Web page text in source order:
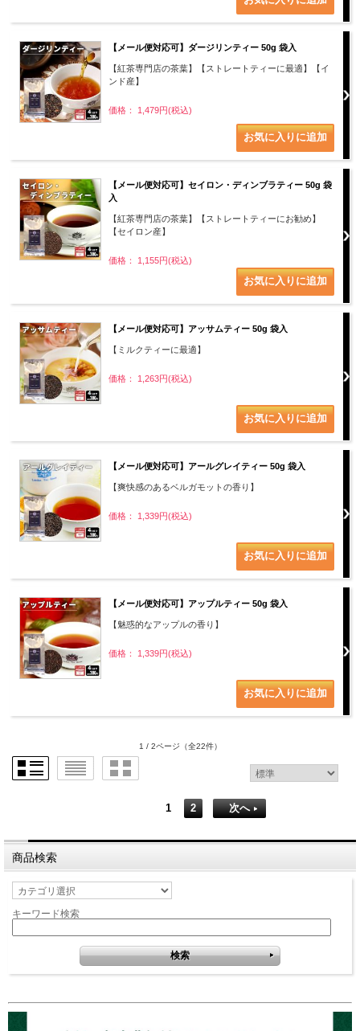
【メール便対応可】ダージリンティー 50g 袋入
【紅茶専門店の茶葉】【ストレートティーに最適】【イ
ンド産】
価格： 1,479円(税込)
【メール便対応可】セイロン・ディンブラティー 50g 袋
入
【紅茶専門店の茶葉】【ストレートティーにお勧め】
【セイロン産】
価格： 1,155円(税込)
【メール便対応可】アッサムティー 50g 袋入
【ミルクティーに最適】
価格： 1,263円(税込)
【メール便対応可】アールグレイティー 50g 袋入
【爽快感のあるベルガモットの香り】
価格： 1,339円(税込)
【メール便対応可】アップルティー 50g 袋入
【魅惑的なアップルの香り】
価格： 1,339円(税込)
1 / 2ページ （全22件）
1 2 次へ
商品検索
キーワード検索